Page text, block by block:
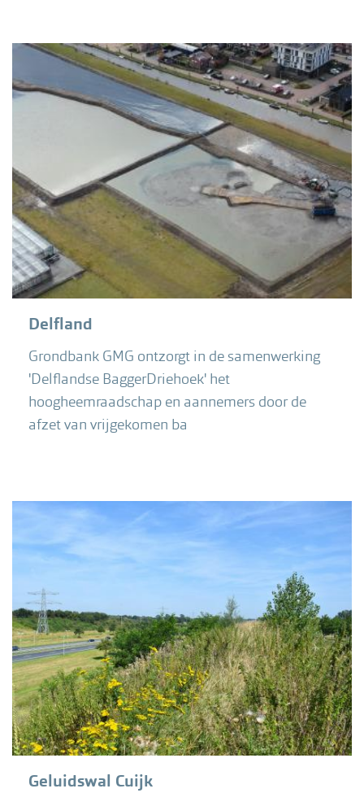
Delfland
Grondbank GMG ontzorgt in de samenwerking
'Delflandse BaggerDriehoek' het
hoogheemraadschap en aannemers door de
afzet van vrijgekomen ba
Geluidswal Cuijk